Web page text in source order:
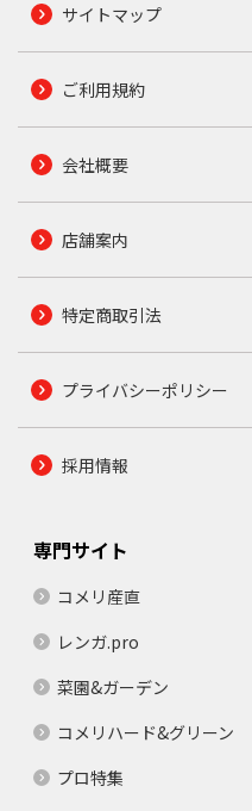
サイトマップ
ご利用規約
会社概要
店舗案内
特定商取引法
プライバシーポリシー
採用情報
専門サイト
コメリ産直
レンガ.pro
菜園&ガーデン
コメリハード&グリーン
プロ特集